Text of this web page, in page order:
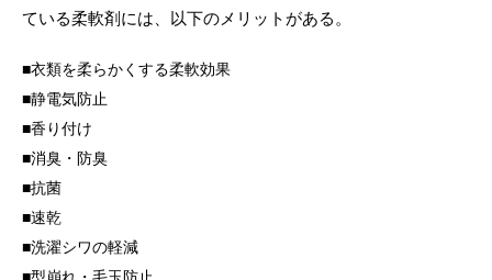
ている柔軟剤には、以下のメリットがある。
衣類を柔らかくする柔軟効果
静電気防止
香り付け
消臭・防臭
抗菌
速乾
洗濯シワの軽減